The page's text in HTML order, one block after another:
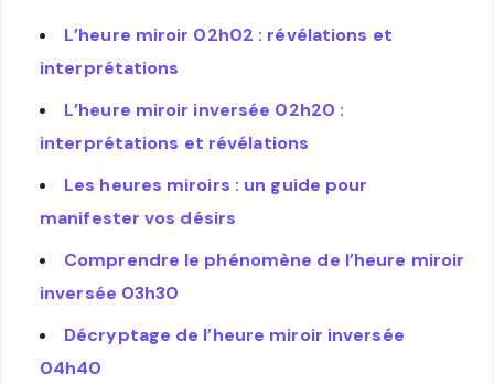
L’heure miroir 02h02 : révélations et
interprétations
L’heure miroir inversée 02h20 :
interprétations et révélations
Les heures miroirs : un guide pour
manifester vos désirs
Comprendre le phénomène de l’heure miroir
inversée 03h30
Décryptage de l’heure miroir inversée
04h40